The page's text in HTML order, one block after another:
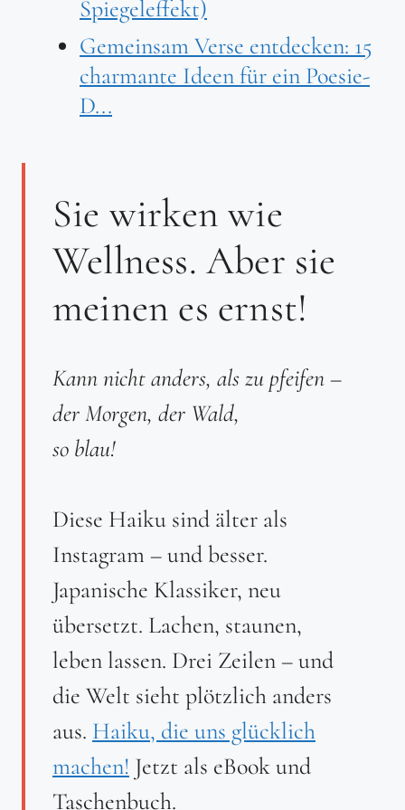
Spiegeleffekt)
Gemeinsam Verse entdecken: 15
charmante Ideen für ein Poesie-
D...
Sie wirken wie
Wellness. Aber sie
meinen es ernst!
Kann nicht anders, als zu pfeifen –
der Morgen, der Wald,
so blau!
Diese Haiku sind älter als
Instagram – und besser.
Japanische Klassiker, neu
übersetzt. Lachen, staunen,
leben lassen. Drei Zeilen – und
die Welt sieht plötzlich anders
aus. Haiku, die uns glücklich
machen! Jetzt als eBook und
Taschenbuch.